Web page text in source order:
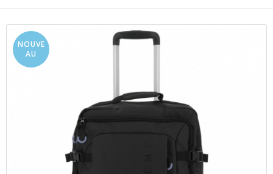
NOUVE
AU